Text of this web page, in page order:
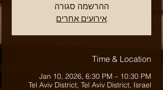
ההרשמה סגורה
אירועים אחרים
Time & Location
Jan 10, 2026, 6:30 PM – 10:30 PM
Tel Aviv District, Tel Aviv District, Israel